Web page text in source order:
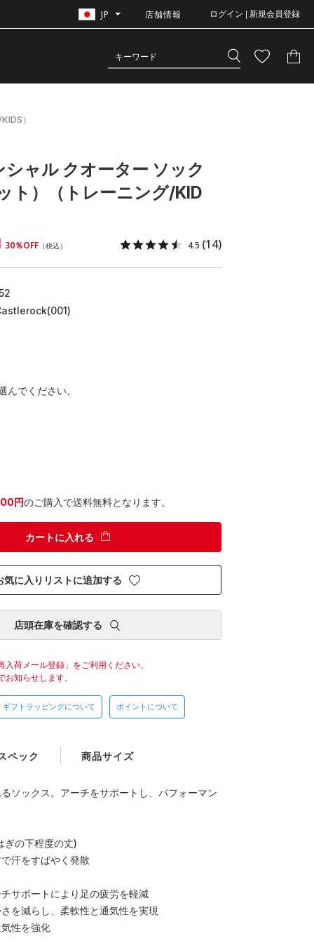
JP 店舗情報 ログイン | 新規会員登録
）
ャル クオーター ソック
ト）（トレーニング/KID
30％OFF （税込） 4.5 (14)
んでください。
円のご購入で送料無料となります。
カートに入れる
気に入りリストに追加する
店頭在庫を確認する
入荷メール登録」をご利用ください。
知らせします。
ギフトラッピングについて ポイントについて
ソックス。アーチをサポートし、パフォーマン
ぎの下程度の丈)
汗をすばやく発散
サポートにより足の疲労を軽減
を減らし、柔軟性と通気性を実現
性を強化
ペック 商品サイズ